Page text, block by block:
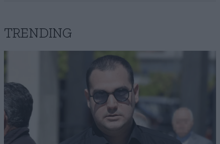
TRENDING